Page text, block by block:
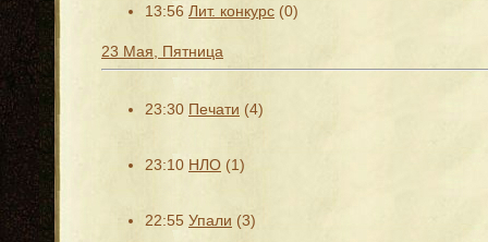
13:56 Лит. конкурс (0)
23 Мая, Пятница
23:30 Печати (4)
23:10 НЛО (1)
22:55 Упали (3)